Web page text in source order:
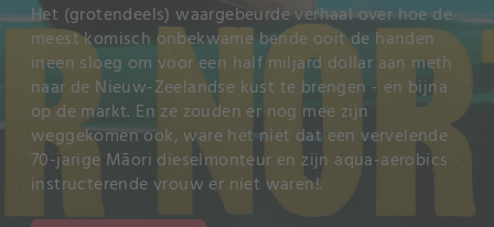
Het (grotendeels) waargebeurde verhaal over hoe de
meest komisch onbekwame bende ooit de handen
ineen sloeg om voor een half miljard dollar aan meth
naar de Nieuw-Zeelandse kust te brengen - en bijna
op de markt. En ze zouden er nog mee zijn
weggekomen ook, ware het niet dat een vervelende
70-jarige Māori dieselmonteur en zijn aqua-aerobics
instructerende vrouw er niet waren!.